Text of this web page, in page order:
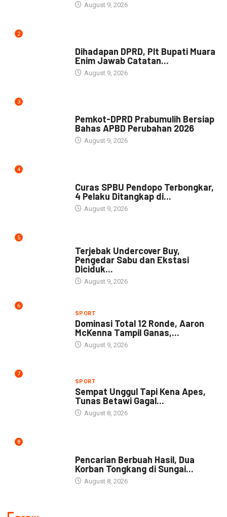
August 9, 2026
2
Dihadapan DPRD, Plt Bupati Muara
Enim Jawab Catatan...
August 9, 2026
3
Pemkot-DPRD Prabumulih Bersiap
Bahas APBD Perubahan 2026
August 9, 2026
4
Curas SPBU Pendopo Terbongkar,
4 Pelaku Ditangkap di...
August 9, 2026
5
Terjebak Undercover Buy,
Pengedar Sabu dan Ekstasi
Diciduk...
August 9, 2026
6
SPORT
Dominasi Total 12 Ronde, Aaron
McKenna Tampil Ganas,...
August 9, 2026
7
SPORT
Sempat Unggul Tapi Kena Apes,
Tunas Betawi Gagal...
August 8, 2026
8
Pencarian Berbuah Hasil, Dua
Korban Tongkang di Sungai...
August 8, 2026